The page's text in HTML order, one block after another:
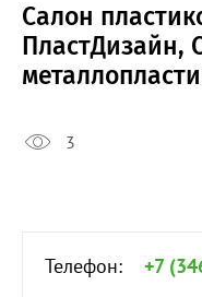
Салон
ПластДизайн,
3
Телефон:
+7